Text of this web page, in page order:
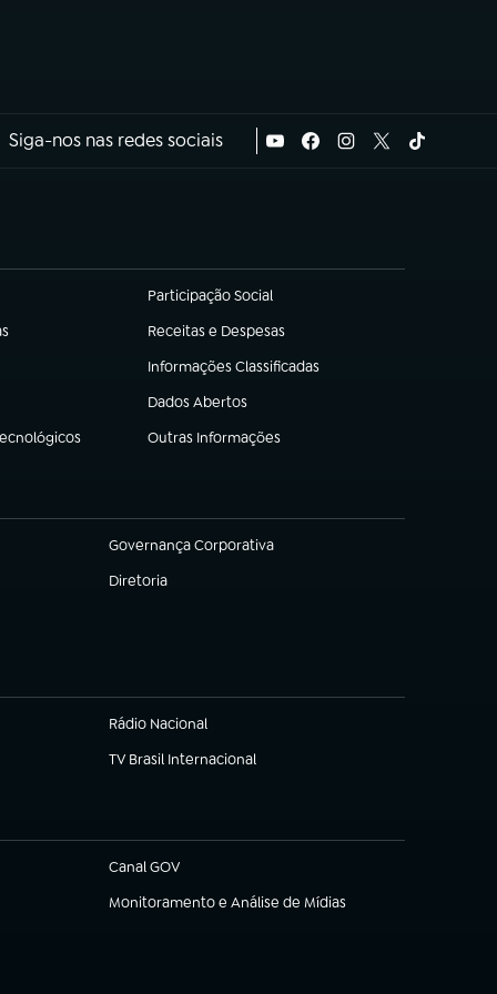
Siga-nos nas redes sociais
Participação Social
(abre em nova aba)
Receitas e Despesas
(abre em nova aba)
Informações Classificadas
(abre em nova aba)
Dados Abertos
(abre em nova aba)
Outras Informações
(abre em nova aba)
Governança Corporativa
(abre em nova aba)
Diretoria
(abre em nova aba)
Rádio Nacional
TV Brasil Internacional
(abre em nova aba)
Canal GOV
(abre em nova aba)
Monitoramento e Análise de Mídias
(abre em nova aba)